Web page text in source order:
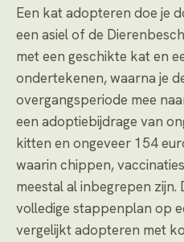
Een kat adopteren doe je
een asiel of de
met een geschikte kat en
ondertekenen, waarna je
overgangsperiode mee
een adoptiebijdrage van
kitten en ongeveer 154
waarin chippen,
meestal al inbegrepen zijn.
volledige stappenplan op
vergelijkt adopteren met